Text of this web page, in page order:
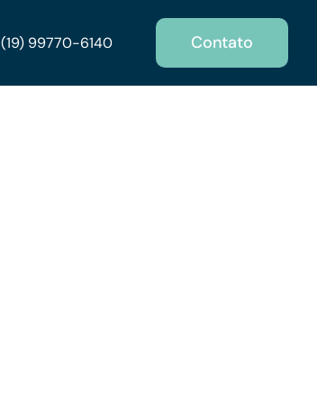
(19) 99770-6140 Contato